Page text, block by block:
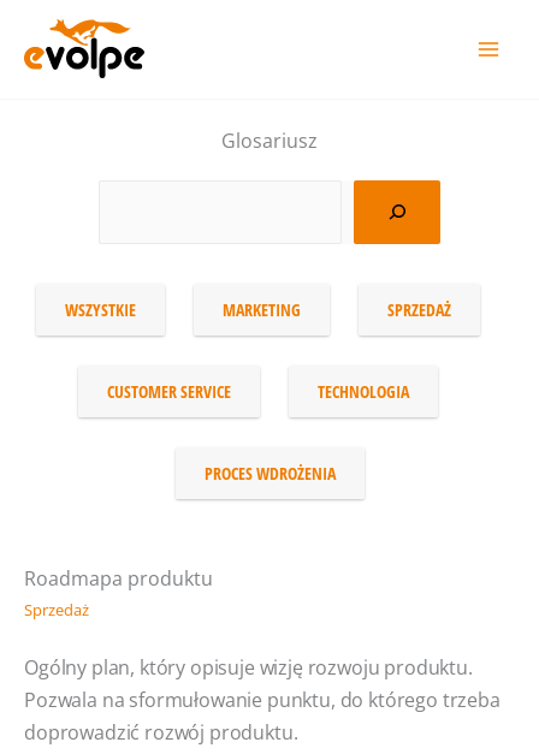
Przejdź
Glosariusz
WSZYSTKIE MARKETING SPRZEDAŻ
CUSTOMER SERVICE TECHNOLOGIA
PROCES WDROŻENIA
Roadmapa produktu
Sprzedaż
Ogólny plan, który opisuje wizję rozwoju produktu.
Pozwala na sformułowanie punktu, do którego trzeba
doprowadzić rozwój produktu.